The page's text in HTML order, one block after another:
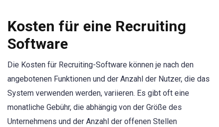
Kosten für eine Recruiting
Software
Die Kosten für Recruiting-Software können je nach den
angebotenen Funktionen und der Anzahl der Nutzer, die das
System verwenden werden, variieren. Es gibt oft eine
monatliche Gebühr, die abhängig von der Größe des
Unternehmens und der Anzahl der offenen Stellen